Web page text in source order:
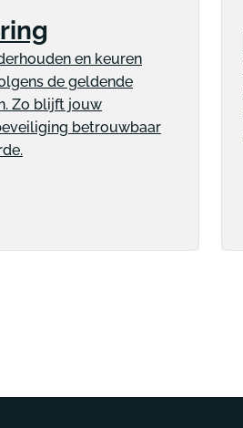
en keuren
de geldende
Zo blijft jouw
betrouwbaar